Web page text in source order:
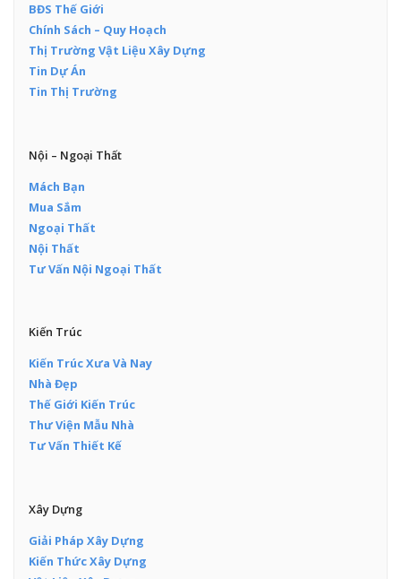
BĐS Thế Giới
Chính Sách – Quy Hoạch
Thị Trường Vật Liệu Xây Dựng
Tin Dự Án
Tin Thị Trường
Nội – Ngoại Thất
Mách Bạn
Mua Sắm
Ngoại Thất
Nội Thất
Tư Vấn Nội Ngoại Thất
Kiến Trúc
Kiến Trúc Xưa Và Nay
Nhà Đẹp
Thế Giới Kiến Trúc
Thư Viện Mẫu Nhà
Tư Vấn Thiết Kế
Xây Dựng
Giải Pháp Xây Dựng
Kiến Thức Xây Dựng